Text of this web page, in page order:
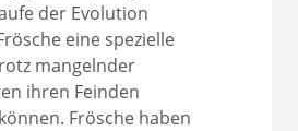
der Evolution
eine spezielle
mangelnder
ihren Feinden
Frösche haben